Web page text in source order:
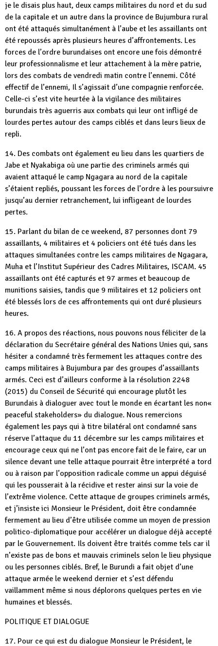
je le disais plus haut, deux camps militaires du nord et du sud
de la capitale et un autre dans la province de Bujumbura rural
ont été attaqués simultanément à l’aube et les assaillants ont
été repoussés après plusieurs heures d’affrontements. Les
forces de l’ordre burundaises ont encore une fois démontré
leur professionnalisme et leur attachement à la mère patrie,
lors des combats de vendredi matin contre l’ennemi. Côté
effectif de l’ennemi, Il s’agissait d’une compagnie renforcée.
Celle-ci s’est vite heurtée à la vigilance des militaires
burundais très aguerris aux combats qui leur ont infligé de
lourdes pertes autour des camps ciblés et dans leurs lieux de
repli.
14. Des combats ont également eu lieu dans les quartiers de
Jabe et Nyakabiga où une partie des criminels armés qui
avaient attaqué le camp Ngagara au nord de la capitale
s’étaient repliés, poussant les forces de l’ordre à les poursuivre
jusqu’au dernier retranchement, lui infligeant de lourdes
pertes.
15. Parlant du bilan de ce weekend, 87 personnes dont 79
assaillants, 4 militaires et 4 policiers ont été tués dans les
attaques simultanées contre les camps militaires de Ngagara,
Muha et l’Institut Supérieur des Cadres Militaires, ISCAM. 45
assaillants ont été capturés et 97 armes et beaucoup de
munitions saisies, tandis que 9 militaires et 12 policiers ont
été blessés lors de ces affrontements qui ont duré plusieurs
heures.
16. A propos des réactions, nous pouvons nous féliciter de la
déclaration du Secrétaire général des Nations Unies qui, sans
hésiter a condamné très fermement les attaques contre des
camps militaires à Bujumbura par des groupes d’assaillants
armés. Ceci est d’ailleurs conforme à la résolution 2248
(2015) du Conseil de Sécurité qui encourage plutôt les
Burundais à dialoguer avec tout le monde en écartant les non«
peaceful stakeholders» du dialogue. Nous remercions
également les pays qui à titre bilatéral ont condamné sans
réserve l’attaque du 11 décembre sur les camps militaires et
encourage ceux qui ne l’ont pas encore fait de le faire, car un
silence devant une telle attaque pourrait être interprété a tord
ou à raison par l’opposition radicale comme un appui déguisé
qui les pousserait à la récidive et rester ainsi sur la voie de
l’extrême violence. Cette attaque de groupes criminels armés,
et j’insiste ici Monsieur le Président, doit être condamnée
fermement au lieu d’être utilisée comme un moyen de pression
politico-diplomatique pour accélérer un dialogue déjà accepté
par le Gouvernement. Ils doivent être traités comme tels car il
n’existe pas de bons et mauvais criminels selon le lieu physique
ou les personnes ciblés. Bref, le Burundi a fait objet d’une
attaque armée le weekend dernier et s’est défendu
vaillamment même si nous déplorons quelques pertes en vie
humaines et blessés.
POLITIQUE ET DIALOGUE
17. Pour ce qui est du dialogue Monsieur le Président, le